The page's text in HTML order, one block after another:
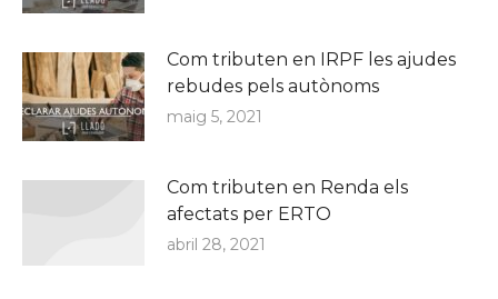
Com tributen en IRPF les ajudes
rebudes pels autònoms
maig 5, 2021
Com tributen en Renda els
afectats per ERTO
abril 28, 2021